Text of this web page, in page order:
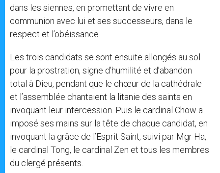
dans les siennes, en promettant de vivre en
communion avec lui et ses successeurs, dans le
respect et l’obéissance.
Les trois candidats se sont ensuite allongés au sol
pour la prostration, signe d’humilité et d’abandon
total à Dieu, pendant que le chœur de la cathédrale
et l’assemblée chantaient la litanie des saints en
invoquant leur intercession. Puis le cardinal Chow a
imposé ses mains sur la tête de chaque candidat, en
invoquant la grâce de l’Esprit Saint, suivi par Mgr Ha,
le cardinal Tong, le cardinal Zen et tous les membres
du clergé présents.